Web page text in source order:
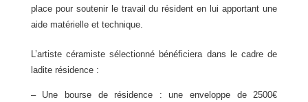
place pour soutenir le travail du résident en lui apportant une
aide matérielle et technique.
L’artiste céramiste sélectionné bénéficiera dans le cadre de
ladite résidence :
– Une bourse de résidence : une enveloppe de 2500€